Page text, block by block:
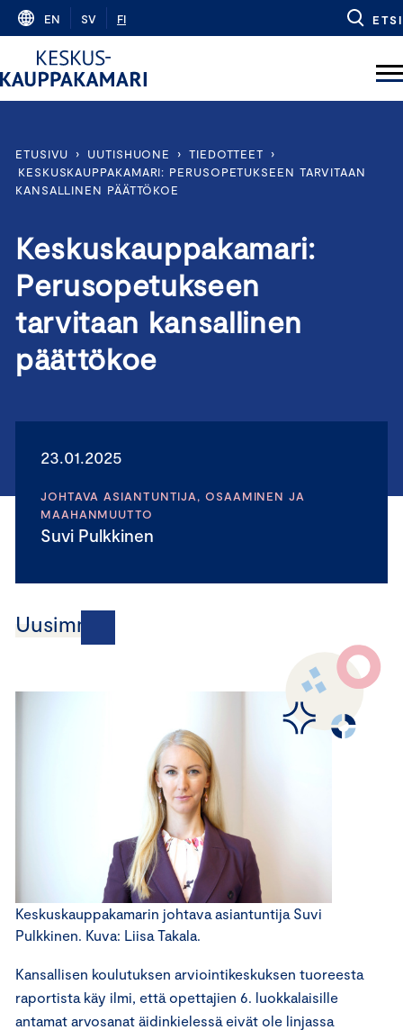
Skip
content
EN SV FI ETSI
ETUSIVU › UUTISHUONE › TIEDOTTEET
›
KESKUSKAUPPAKAMARI: PERUSOPETUKSEEN TARVITAAN
KANSALLINEN PÄÄTTÖKOE
Keskuskauppakamari:
Perusopetukseen
tarvitaan kansallinen
päättökoe
23.01.2025
JOHTAVA ASIANTUNTIJA, OSAAMINEN JA
MAAHANMUUTTO
Suvi Pulkkinen
Uusimmat
Keskuskauppakamarin johtava asiantuntija Suvi
Pulkkinen. Kuva: Liisa Takala.
Kansallisen koulutuksen arviointikeskuksen tuoreesta
raportista käy ilmi, että opettajien 6. luokkalaisille
antamat arvosanat äidinkielessä eivät ole linjassa